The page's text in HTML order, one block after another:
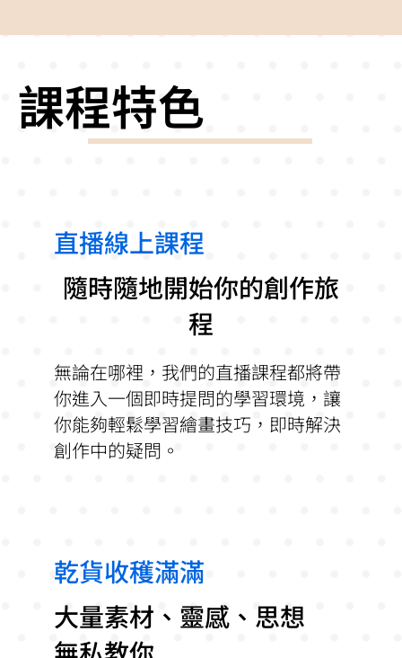
課程特色
直播線上課程
隨時隨地開始你的創作旅
程
無論在哪裡，我們的直播課程都將帶
你進入一個即時提問的學習環境，讓
你能夠輕鬆學習繪畫技巧，即時解決
創作中的疑問。
乾貨收穫滿滿
大量素材、靈感、思想